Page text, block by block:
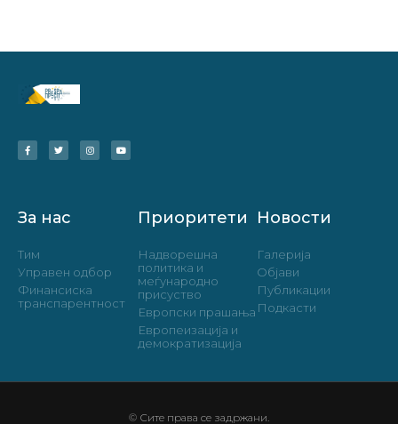
За нас
Тим
Управен одбор
Финансиска
транспарентност
Приоритети
Надворешна
политика и
меѓународно
присуство
Европски прашања
Европеизација и
демократизација
Новости
Галерија
Објави
Публикации
Подкасти
© Сите права се задржани.